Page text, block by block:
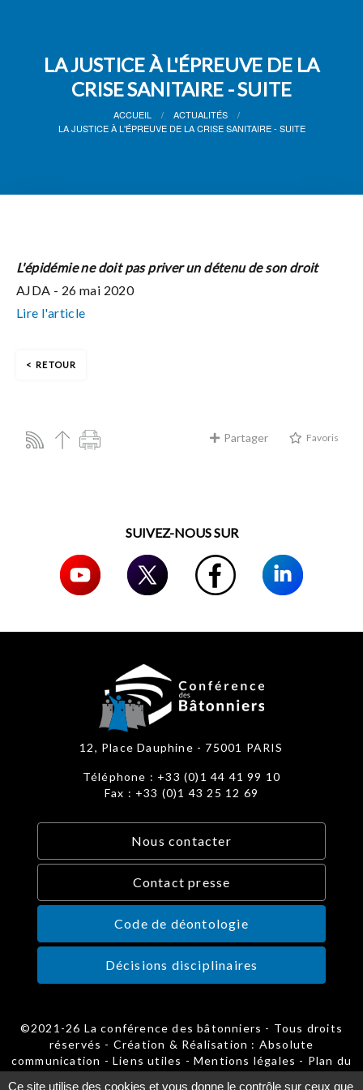
LA JUSTICE À L'ÉPREUVE DE LA
CRISE SANITAIRE - SUITE
ACCUEIL
ACTUALITÉS
LA JUSTICE À L'ÉPREUVE DE LA CRISE SANITAIRE - SUITE
L'épidémie ne doit pas priver un détenu de son droit
AJDA - 26 mai 2020
Lire l'article
RETOUR
Partager Favoris
SUIVEZ-NOUS SUR
12, Place Dauphine - 75001 PARIS
Téléphone : +33 (0)1 44 41 99 10
Fax : +33 (0)1 43 25 12 69
Nous contacter
Contact presse
Code de déontologie
Décisions disciplinaires
©2021-26 La conférence des bâtonniers - Tous droits
réservés - Création & Réalisation : Absolute
communication - Liens utiles - Mentions légales - Plan du
Ce site utilise des cookies et vous donne le contrôle sur ceux que